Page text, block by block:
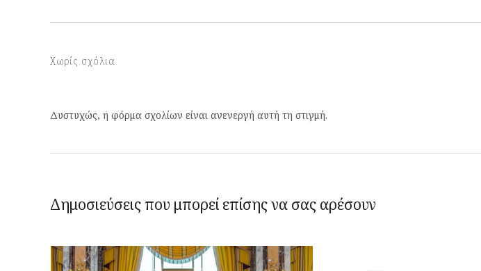
Χωρίς σχόλια
Δυστυχώς, η φόρμα σχολίων είναι ανενεργή αυτή τη στιγμή.
Δημοσιεύσεις που μπορεί επίσης να σας αρέσουν